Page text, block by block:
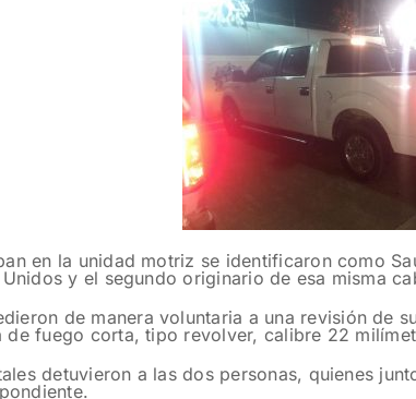
en la unidad motriz se identificaron como
y el segundo originario de esa misma
de manera voluntaria a una revisión de
de fuego corta, tipo revolver, calibre 22
detuvieron a las dos personas, quienes